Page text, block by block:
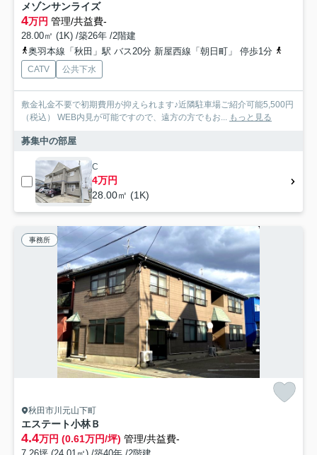
メゾンサンライズ
4万円 管理/共益費-
28.00㎡ (1K) /築26年 /2階建
奥羽本線「秋田」駅 バス20分 新屋西線「朝日町」 停歩1分
CATV 公共下水
敷金礼金不要で初期費用が抑えられます♪近隣駐車場ご紹介可能5,500円
（税込） WEB内見が可能ですので、遠方の方でもお... もっと見る
募集中の部屋
C
4万円
28.00㎡ (1K)
事務所
秋田市川元山下町
エステート小林Ｂ
4.4万円 (0.61万円/坪) 管理/共益費-